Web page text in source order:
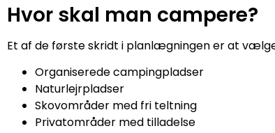
Hvor skal man campere?
Et af de første skridt i planlægningen er at
Organiserede campingpladser
Naturlejrpladser
Skovområder med fri teltning
Privatområder med tilladelse